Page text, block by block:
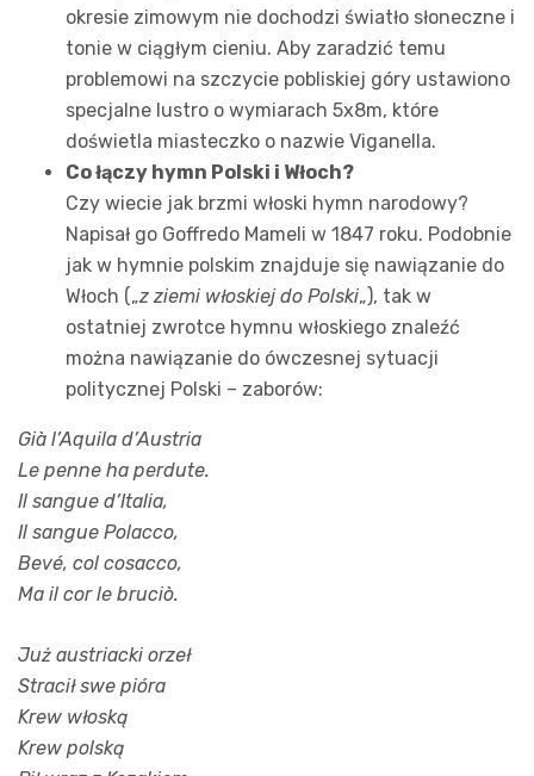
okresie zimowym nie dochodzi światło słoneczne i
tonie w ciągłym cieniu. Aby zaradzić temu
problemowi na szczycie pobliskiej góry ustawiono
specjalne lustro o wymiarach 5x8m, które
doświetla miasteczko o nazwie Viganella.
Co łączy hymn Polski i Włoch?
Czy wiecie jak brzmi włoski hymn narodowy?
Napisał go Goffredo Mameli w 1847 roku. Podobnie
jak w hymnie polskim znajduje się nawiązanie do
Włoch („z ziemi włoskiej do Polski„), tak w
ostatniej zwrotce hymnu włoskiego znaleźć
można nawiązanie do ówczesnej sytuacji
politycznej Polski – zaborów:
Già l’Aquila d’Austria
Le penne ha perdute.
Il sangue d’Italia,
Il sangue Polacco,
Bevé, col cosacco,
Ma il cor le bruciò.
Już austriacki orzeł
Stracił swe pióra
Krew włoską
Krew polską